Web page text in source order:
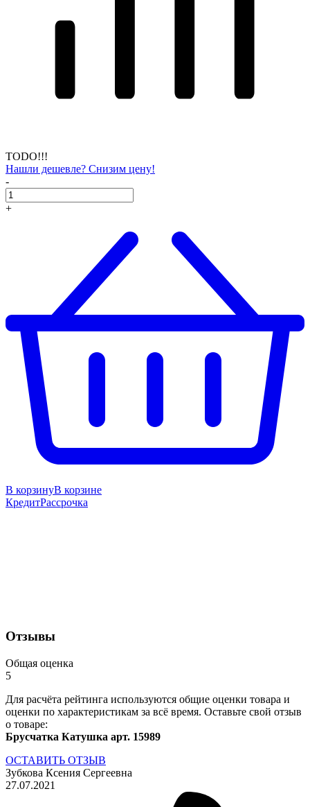
TODO!!!
Нашли дешевле? Снизим цену!
-
+
В корзинуВ корзине
КредитРассрочка
Отзывы
Общая оценка
5
Для расчёта рейтинга используются общие оценки товара и
оценки по характеристикам за всё время. Оставьте свой отзыв
о товаре:
Брусчатка Катушка арт. 15989
ОСТАВИТЬ ОТЗЫВ
Зубкова Ксения Сергеевна
27.07.2021